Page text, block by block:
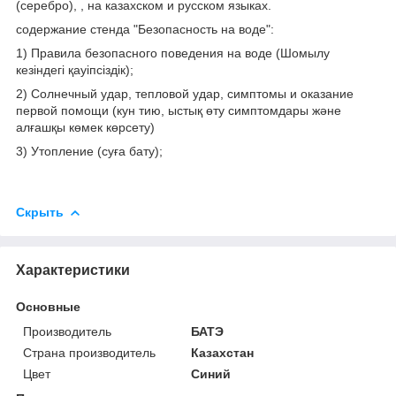
(серебро), , на казахском и русском языках.
содержание стенда "Безопасность на воде":
1) Правила безопасного поведения на воде (Шомылу
кезіндегі қауіпсіздік);
2) Солнечный удар, тепловой удар, симптомы и оказание
первой помощи (кун тию, ыстық өту симптомдары және
алғашқы көмек көрсету)
3) Утопление (суға бату);
Скрыть
Характеристики
Основные
Производитель
БАТЭ
Страна производитель
Казахстан
Цвет
Синий